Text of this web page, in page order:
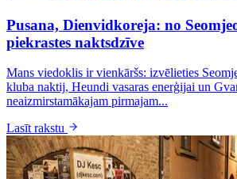
Pusana, Dienvidkoreja: no
piekrastes naktsdzīve
Mans viedoklis ir vienkāršs: izvēlieties
kluba naktij, Heundi vasaras enerģijai un
neaizmirstamākajam pirmajam...
Lasīt rakstu